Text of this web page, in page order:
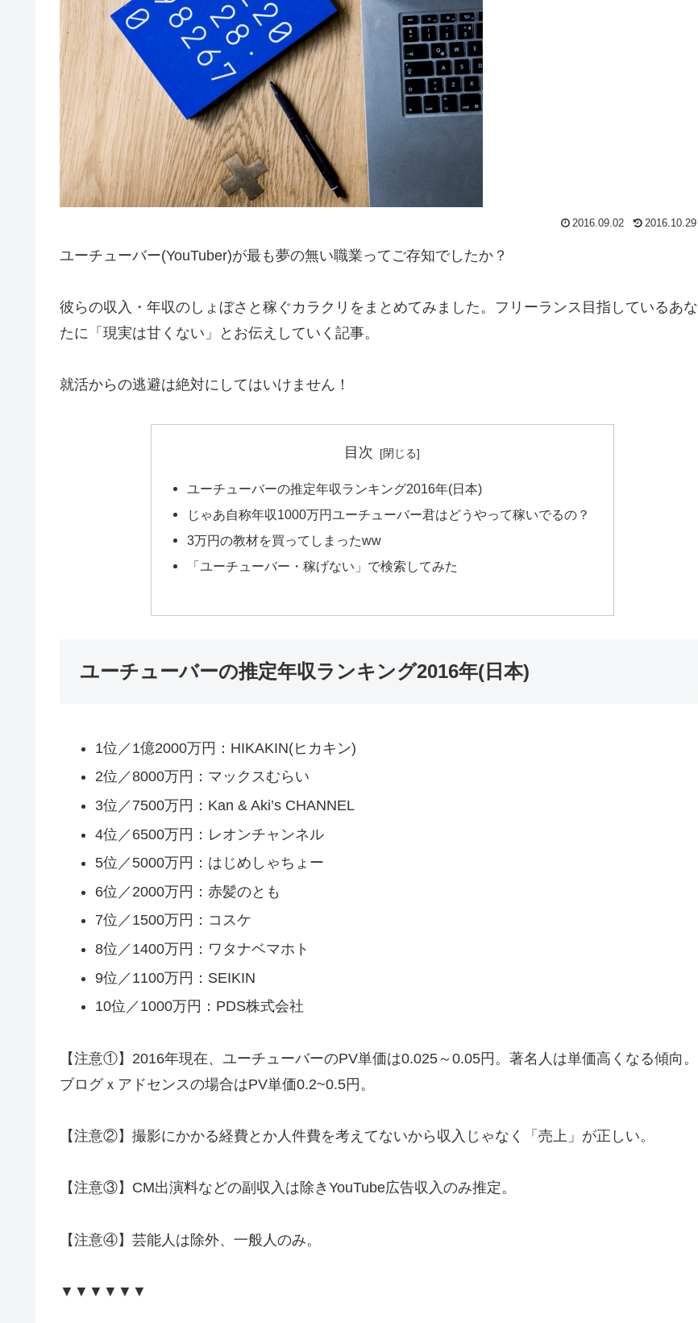
2016.09.02 2016.10.29
ユーチューバー(YouTuber)が最も夢の無い職業ってご存知でしたか？
彼らの収入・年収のしょぼさと稼ぐカラクリをまとめてみました。フリーランス目指しているあな
たに「現実は甘くない」とお伝えしていく記事。
就活からの逃避は絶対にしてはいけません！
目次
ユーチューバーの推定年収ランキング2016年(日本)
じゃあ自称年収1000万円ユーチューバー君はどうやって稼いでるの？
3万円の教材を買ってしまったww
「ユーチューバー・稼げない」で検索してみた
ユーチューバーの推定年収ランキング2016年(日本)
1位／1億2000万円：HIKAKIN(ヒカキン)
2位／8000万円：マックスむらい
3位／7500万円：Kan & Aki’s CHANNEL
4位／6500万円：レオンチャンネル
5位／5000万円：はじめしゃちょー
6位／2000万円：赤髪のとも
7位／1500万円：コスケ
8位／1400万円：ワタナベマホト
9位／1100万円：SEIKIN
10位／1000万円：PDS株式会社
【注意①】2016年現在、ユーチューバーのPV単価は0.025～0.05円。著名人は単価高くなる傾向。
ブログｘアドセンスの場合はPV単価0.2~0.5円。
【注意②】撮影にかかる経費とか人件費を考えてないから収入じゃなく「売上」が正しい。
【注意③】CM出演料などの副収入は除きYouTube広告収入のみ推定。
【注意④】芸能人は除外、一般人のみ。
▼▼▼▼▼▼